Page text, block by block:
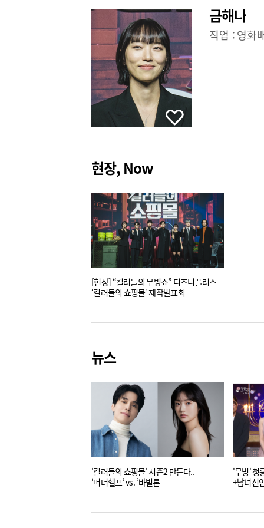
금해나
직업 :영화
현장, Now
[현장] “킬러들의 무빙쇼” 디즈니플러스
‘킬러들의 쇼핑몰’ 제작발표회
뉴스
'킬러들의 쇼핑몰' 시즌2 만든다..
‘머더헬프’ vs. ‘바빌론
'무빙' 청
+남녀신